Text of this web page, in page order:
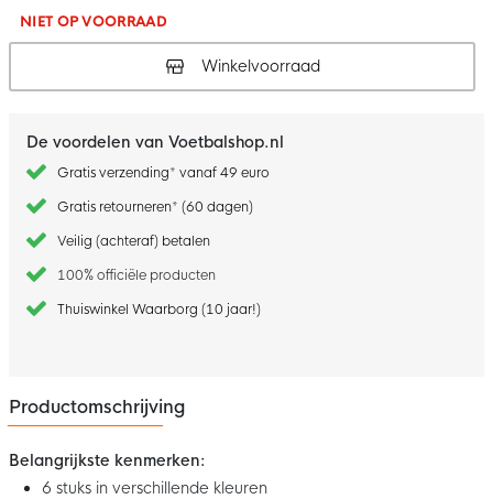
hetNIET OP VOORRAAD
Winkelvoorraad
De voordelen van Voetbalshop.nl
Gratis verzending* vanaf 49 euro
Gratis retourneren* (60 dagen)
Veilig (achteraf) betalen
100% officiële producten
Thuiswinkel Waarborg (10 jaar!)
Productomschrijving
Belangrijkste kenmerken:
6 stuks in verschillende kleuren